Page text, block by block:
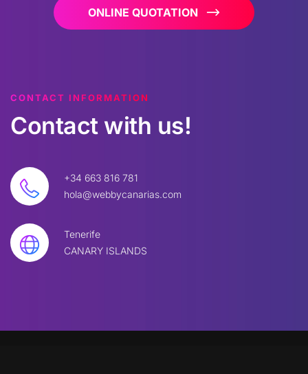
ONLINE QUOTATION
CONTACT INFORMATION
Contact with us!
+34 663 816 781
hola@webbycanarias.com
Tenerife
CANARY ISLANDS